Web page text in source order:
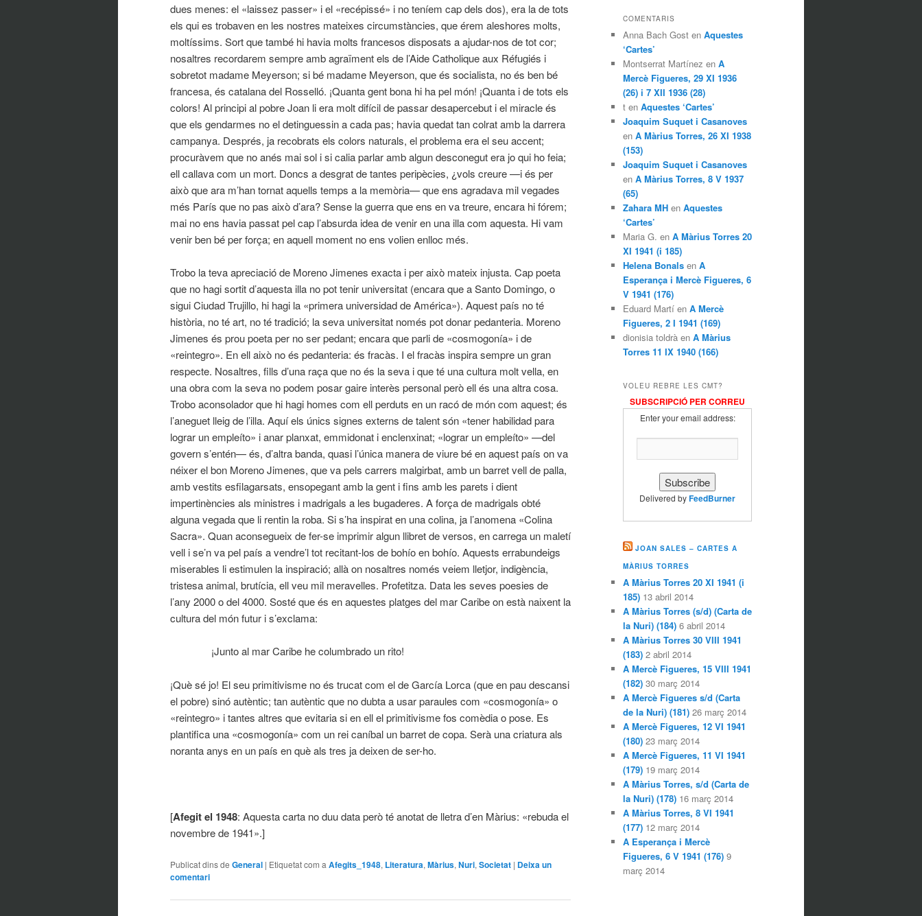
dues menes: el «laissez passer» i el «recépissé» i no teníem cap dels dos), era la de tots
els qui es trobaven en les nostres mateixes circumstàncies, que érem aleshores molts,
moltíssims. Sort que també hi havia molts francesos disposats a ajudar-nos de tot cor;
nosaltres recordarem sempre amb agraïment els de l’Aide Catholique aux Réfugiés i
sobretot madame Meyerson; si bé madame Meyerson, que és socialista, no és ben bé
francesa, és catalana del Rosselló. ¡Quanta gent bona hi ha pel món! ¡Quanta i de tots els
colors! Al principi al pobre Joan li era molt difícil de passar desapercebut i el miracle és
que els gendarmes no el detinguessin a cada pas; havia quedat tan colrat amb la darrera
campanya. Després, ja recobrats els colors naturals, el problema era el seu accent;
procuràvem que no anés mai sol i si calia parlar amb algun desconegut era jo qui ho feia;
ell callava com un mort. Doncs a desgrat de tantes peripècies, ¿vols creure —i és per
això que ara m’han tornat aquells temps a la memòria— que ens agradava mil vegades
més París que no pas això d’ara? Sense la guerra que ens en va treure, encara hi fórem;
mai no ens havia passat pel cap l’absurda idea de venir en una illa com aquesta. Hi vam
venir ben bé per força; en aquell moment no ens volien enlloc més.
Trobo la teva apreciació de Moreno Jimenes exacta i per això mateix injusta. Cap poeta
que no hagi sortit d’aquesta illa no pot tenir universitat (encara que a Santo Domingo, o
sigui Ciudad Trujillo, hi hagi la «primera universidad de América»). Aquest país no té
història, no té art, no té tradició; la seva universitat només pot donar pedanteria. Moreno
Jimenes és prou poeta per no ser pedant; encara que parli de «cosmogonía» i de
«reintegro». En ell això no és pedanteria: és fracàs. I el fracàs inspira sempre un gran
respecte. Nosaltres, fills d’una raça que no és la seva i que té una cultura molt vella, en
una obra com la seva no podem posar gaire interès personal però ell és una altra cosa.
Trobo aconsolador que hi hagi homes com ell perduts en un racó de món com aquest; és
l’aneguet lleig de l’illa. Aquí els únics signes externs de talent són «tener habilidad para
lograr un empleíto» i anar planxat, emmidonat i enclenxinat; «lograr un empleíto» —del
govern s’entén— és, d’altra banda, quasi l’única manera de viure bé en aquest país on va
néixer el bon Moreno Jimenes, que va pels carrers malgirbat, amb un barret vell de palla,
amb vestits esfilagarsats, ensopegant amb la gent i fins amb les parets i dient
impertinències als ministres i madrigals a les bugaderes. A força de madrigals obté
alguna vegada que li rentin la roba. Si s’ha inspirat en una colina, ja l’anomena «Colina
Sacra». Quan aconsegueix de fer-se imprimir algun llibret de versos, en carrega un maletí
vell i se’n va pel país a vendre’l tot recitant-los de bohío en bohío. Aquests errabundeigs
miserables li estimulen la inspiració; allà on nosaltres només veiem lletjor, indigència,
tristesa animal, brutícia, ell veu mil meravelles. Profetitza. Data les seves poesies de
l’any 2000 o del 4000. Sosté que és en aquestes platges del mar Caribe on està naixent la
cultura del món futur i s’exclama:
¡Junto al mar Caribe he columbrado un rito!
¡Què sé jo! El seu primitivisme no és trucat com el de García Lorca (que en pau descansi
el pobre) sinó autèntic; tan autèntic que no dubta a usar paraules com «cosmogonía» o
«reintegro» i tantes altres que evitaria si en ell el primitivisme fos comèdia o pose. Es
plantifica una «cosmogonía» com un rei caníbal un barret de copa. Serà una criatura als
noranta anys en un país en què als tres ja deixen de ser-ho.
[Afegit el 1948: Aquesta carta no duu data però té anotat de lletra d’en Màrius: «rebuda el
novembre de 1941».]
Publicat dins de General | Etiquetat com a Afegits_1948, Literatura, Màrius, Nuri, Societat | Deixa un
comentari
COMENTARIS
Anna Bach Gost en Aquestes
‘Cartes’
Montserrat Martínez en A
Mercè Figueres, 29 XI 1936
(26) i 7 XII 1936 (28)
t en Aquestes ‘Cartes’
Joaquim Suquet i Casanoves
en A Màrius Torres, 26 XI 1938
(153)
Joaquim Suquet i Casanoves
en A Màrius Torres, 8 V 1937
(65)
Zahara MH en Aquestes
‘Cartes’
Maria G. en A Màrius Torres 20
XI 1941 (i 185)
Helena Bonals en A
Esperança i Mercè Figueres, 6
V 1941 (176)
Eduard Martí en A Mercè
Figueres, 2 I 1941 (169)
dionisia toldrà en A Màrius
Torres 11 IX 1940 (166)
VOLEU REBRE LES CMT?
SUBSCRIPCIÓ PER CORREU
Enter your email address:
Delivered byFeedBurner
JOAN SALES – CARTES A
MÀRIUS TORRES
A Màrius Torres 20 XI 1941 (i
185) 13 abril 2014
A Màrius Torres (s/d) (Carta de
la Nuri) (184) 6 abril 2014
A Màrius Torres 30 VIII 1941
(183) 2 abril 2014
A Mercè Figueres, 15 VIII 1941
(182) 30 març 2014
A Mercè Figueres s/d (Carta
de la Nuri) (181) 26 març 2014
A Mercè Figueres, 12 VI 1941
(180) 23 març 2014
A Mercè Figueres, 11 VI 1941
(179) 19 març 2014
A Màrius Torres, s/d (Carta de
la Nuri) (178) 16 març 2014
A Màrius Torres, 8 VI 1941
(177) 12 març 2014
A Esperança i Mercè
Figueres, 6 V 1941 (176) 9
març 2014